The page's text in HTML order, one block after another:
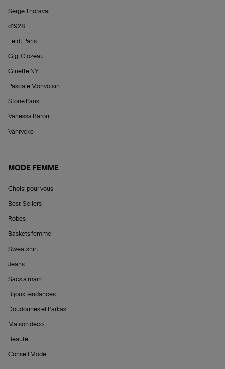
Serge Thoraval
d1928
Feidt Paris
Gigi Clozeau
Ginette NY
Pascale Monvoisin
Stone Paris
Vanessa Baroni
Vanrycke
MODE FEMME
Choisi pour vous
Best-Sellers
Robes
Baskets femme
Sweatshirt
Jeans
Sacs à main
Bijoux tendances
Doudounes et Parkas
Maison déco
Beauté
Conseil Mode